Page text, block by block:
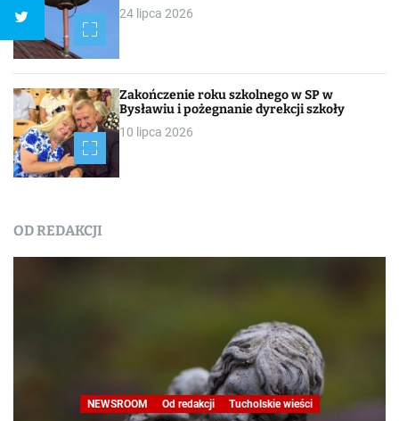
24 lipca 2026
Zakończenie roku szkolnego w SP w
Bysławiu i pożegnanie dyrekcji szkoły
10 lipca 2026
OD REDAKCJI
NEWSROOM Od redakcji Tucholskie wieści